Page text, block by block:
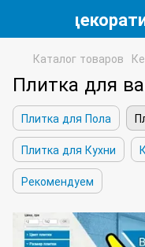
Каталог товаров
Плитка для
Плитка для Пола
Плитка для Кухни
Рекомендуем